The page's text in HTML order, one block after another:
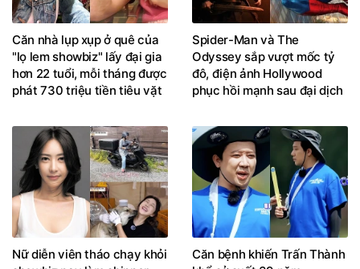
Căn nhà lụp xụp ở quê của
"lọ lem showbiz" lấy đại gia
hơn 22 tuổi, mỗi tháng được
phát 730 triệu tiền tiêu vặt
Spider-Man và The
Odyssey sắp vượt mốc tỷ
đô, điện ảnh Hollywood
phục hồi mạnh sau đại dịch
Nữ diễn viên tháo chạy khỏi
Căn bệnh khiến Trấn Thành